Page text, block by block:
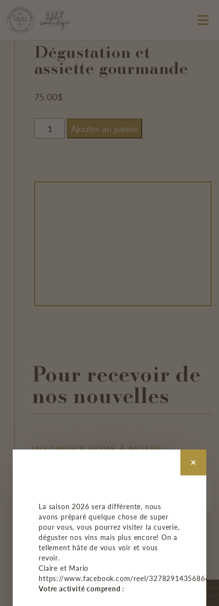
Dégustation et
assiette gourmande
75.00$
quantité
Ajouter au panier
Pour recevoir de
nos nouvelles
INSCRIVEZ-VOUS À NOTRE
M'INSCRIRE
La saison 2026 sera différente, nous
avons préparé quelque chose de super
pour vous, vous pourrez visiter la cuverie,
déguster nos vins mais plus encore! On a
tellement hâte de vous voir et vous
revoir.
Claire et Mario
https://www.facebook.com/reel/3278291435686678
Votre activité comprend :